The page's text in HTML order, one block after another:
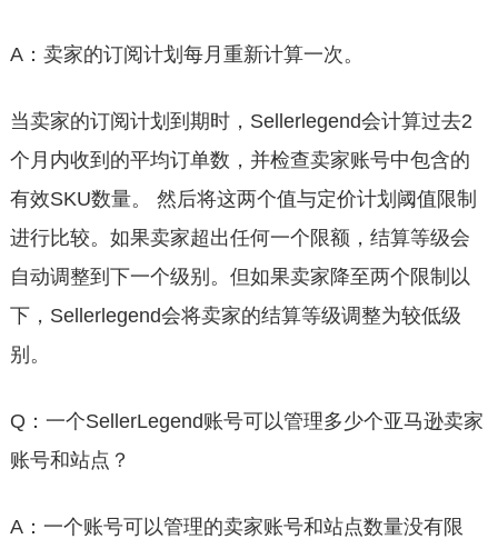
A：卖家的订阅计划每月重新计算一次。
当卖家的订阅计划到期时，Sellerlegend会计算过去2
个月内收到的平均订单数，并检查卖家账号中包含的
有效SKU数量。 然后将这两个值与定价计划阈值限制
进行比较。如果卖家超出任何一个限额，结算等级会
自动调整到下一个级别。但如果卖家降至两个限制以
下，Sellerlegend会将卖家的结算等级调整为较低级
别。
Q：一个SellerLegend账号可以管理多少个亚马逊卖家
账号和站点？
A：一个账号可以管理的卖家账号和站点数量没有限